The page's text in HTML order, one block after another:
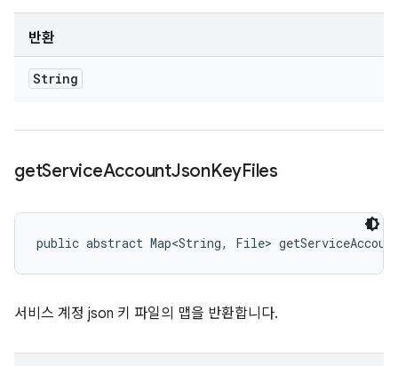
반환
String
getServiceAccountJsonKeyFiles
public abstract Map<String, File>
서비스 계정 json 키 파일의 맵을 반환합니다.